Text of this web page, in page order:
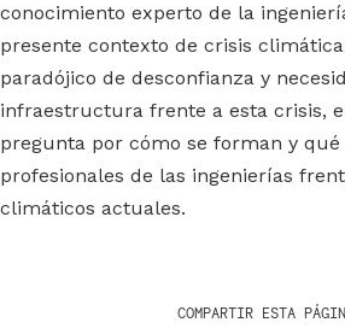
conocimiento experto de la
presente contexto de crisis
paradójico de desconfianza y
infraestructura frente a esta crisis,
pregunta por cómo se forman y qué
profesionales de las ingenierías
climáticos actuales.
COMPARTIR ESTA